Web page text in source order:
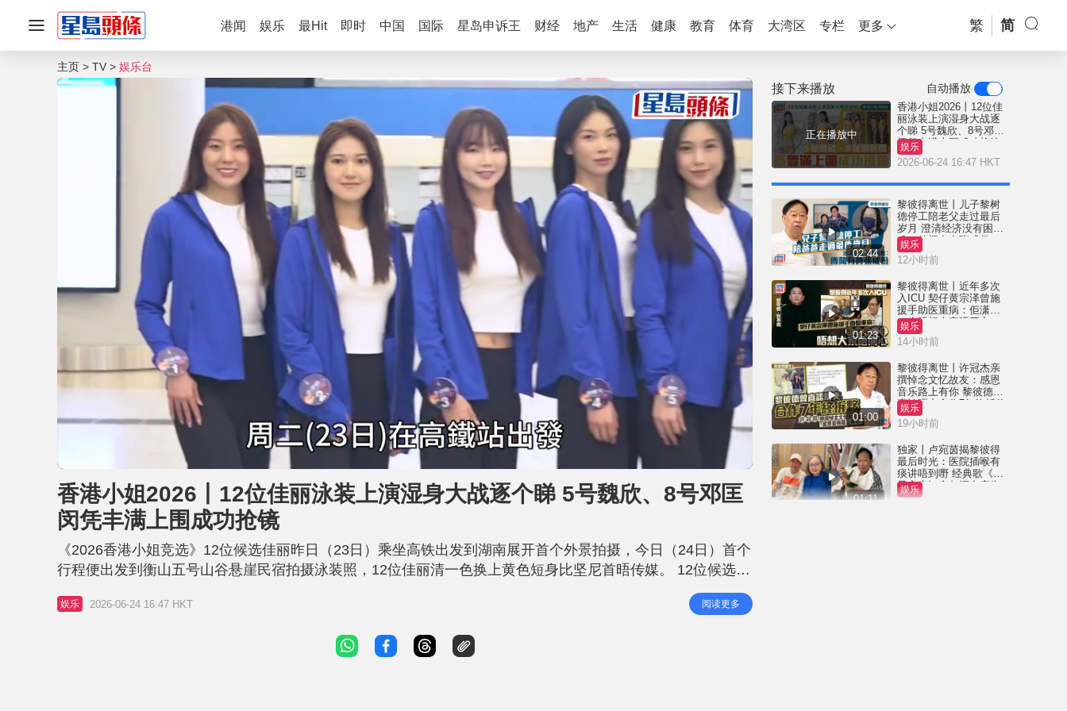
港闻 娱乐 最Hit 即时 中国 国际 星岛申诉王 财经 地产 生活 健康 教育 体育 大湾区 专栏 更多 繁 简
主页 TV 娱乐台
t
e
o
2
7
.
7
%
香港小姐2026丨12位佳丽泳装上演湿身大战逐个睇 5号魏欣、8号邓匡
闵凭丰满上围成功抢镜
《2026香港小姐竞选》12位候选佳丽昨日（23日）乘坐高铁出发到湖南展开首个外景拍摄，今日（24日）首个
行程便出发到衡山五号山谷悬崖民宿拍摄泳装照，12位佳丽清一色换上黄色短身比坚尼首晤传媒。 12位候选佳
丽身材各有健美身段 虽然天公不作美，现场大雨兼大雾，现场有工作人员为佳丽们担遮及准备薄外套，但无损
佳丽们的雅兴，大家在无边际泳池拍摄后，再到别墅内拍摄单人靓相，12位候选佳丽身材各有健美身段，
娱乐 2026-06-24 16:47 HKT 阅读更多
接下来播放 自动播放
正在播放中
香港小姐2026丨12位佳
丽泳装上演湿身大战逐
个睇 5号魏欣、8号邓匡
闵凭丰满上围成功抢镜
娱乐
2026-06-24 16:47 HKT
02:44
黎彼得离世丨儿子黎树
德停工陪老父走过最后
岁月 澄清经济没有困
难：传闻有夸张成份
娱乐
12小时前
01:23
黎彼得离世丨近年多次
入ICU 契仔黄宗泽曾施
援手助医重病：佢潇洒
一生唔想大家唔开心
娱乐
14小时前
01:00
黎彼得离世丨许冠杰亲
撰悼念文忆故友：感恩
音乐路上有你 黎彼德曾
直认唔夹合作7年终拆伙
娱乐
19小时前
01:11
独家丨卢宛茵揭黎彼得
最后时光：医院插喉有
痰讲唔到嘢 经典歌《浪
子心声》金句源自庙街
睇相佬
娱乐